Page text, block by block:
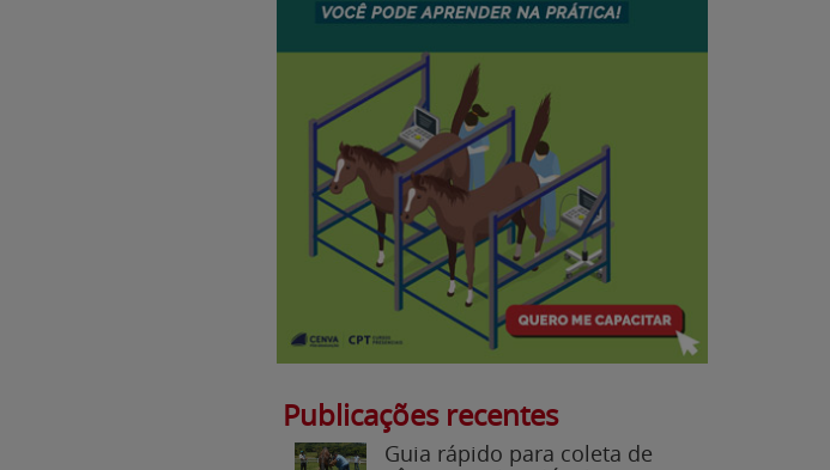
Publicações recentes
Guia rápido para coleta de
sêmen equino: técnicas e